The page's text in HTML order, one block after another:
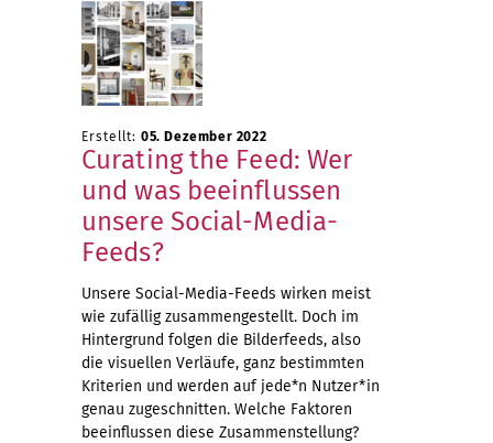
Erstellt: 05. Dezember 2022
Curating the Feed: Wer
und was beeinflussen
unsere Social-Media-
Feeds?
Unsere Social-Media-Feeds wirken meist
wie zufällig zusammengestellt. Doch im
Hintergrund folgen die Bilderfeeds, also
die visuellen Verläufe, ganz bestimmten
Kriterien und werden auf jede*n Nutzer*in
genau zugeschnitten. Welche Faktoren
beeinflussen diese Zusammenstellung?